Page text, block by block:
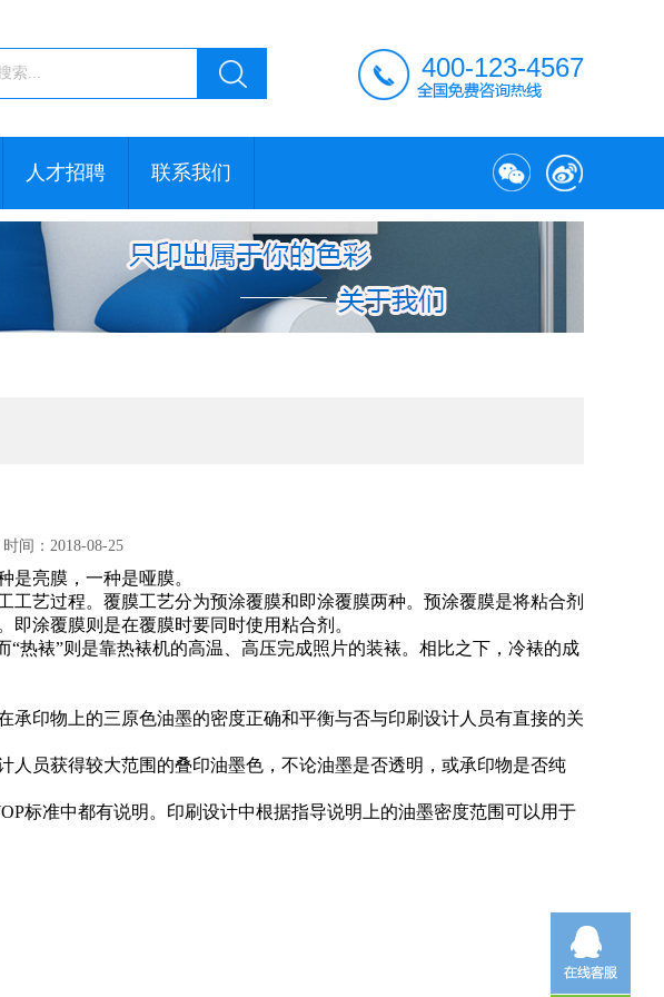
400-123-4567
人才招聘 联系我们
间：2018-08-25
亮膜，一种是哑膜。
艺过程。覆膜工艺分为预涂覆膜和即涂覆膜两种。预涂覆膜是将粘合剂
涂覆膜则是在覆膜时要同时使用粘合剂。
热裱”则是靠热裱机的高温、高压完成照片的装裱。相比之下，冷裱的成
印物上的三原色油墨的密度正确和平衡与否与印刷设计人员有直接的关
员获得较大范围的叠印油墨色，不论油墨是否透明，或承印物是否纯
标准中都有说明。印刷设计中根据指导说明上的油墨密度范围可以用于